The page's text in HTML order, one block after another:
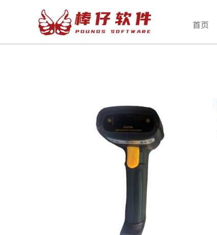
首页